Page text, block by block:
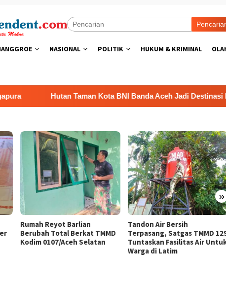
NASIONAL POLITIK HUKUM & KRIMINAL
Hutan Taman Kota BNI Banda Aceh Jadi Destinasi Favorit
»
Rumah Reyot Barlian
Berubah Total Berkat TMMD
Kodim 0107/Aceh Selatan
Tandon Air Bersih
Terpasang, Satgas TMMD
Tuntaskan Fasilitas Air
Warga di Latim